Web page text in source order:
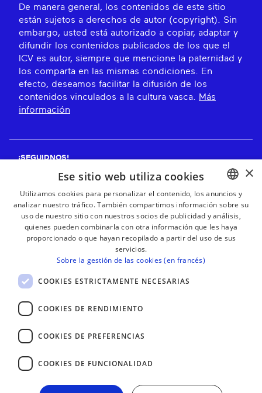
De manera general, los contenidos de este sitio
están sujetos a derechos de autor (copyright). Sin
embargo, usted está autorizado a copiar, adaptar y
difundir los contenidos publicados de los que el
ICV es autor, siempre que mencione la paternidad y
los comparta en las mismas condiciones. En
efecto, deseamos facilitar la difusión de los
contenidos vinculados a la cultura vasca.
Más
información
¡SEGUIDNOS!
¡RECIBE NUESTROS BOLETINES!
Suscribirse
BASQUE
FRENCH
×
Ese sitio web utiliza cookies
Utilizamos cookies para personalizar el contenido, los anuncios y
analizar nuestro tráfico. También compartimos información sobre su
uso de nuestro sitio con nuestros socios de publicidad y análisis,
quienes pueden combinarla con otra información que les haya
proporcionado o que hayan recopilado a partir del uso de sus
servicios.
Sobre la gestión de las cookies (en francés)
COOKIES ESTRICTAMENTE NECESARIAS
COOKIES DE RENDIMIENTO
COOKIES DE PREFERENCIAS
COOKIES DE FUNCIONALIDAD